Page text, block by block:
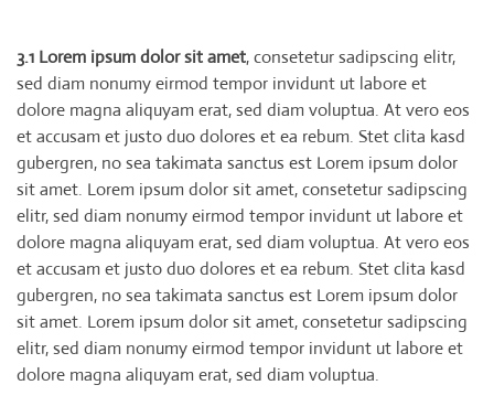
3.1 Lorem ipsum dolor sit amet, consetetur sadipscing elitr,
sed diam nonumy eirmod tempor invidunt ut labore et
dolore magna aliquyam erat, sed diam voluptua. At vero eos
et accusam et justo duo dolores et ea rebum. Stet clita kasd
gubergren, no sea takimata sanctus est Lorem ipsum dolor
sit amet. Lorem ipsum dolor sit amet, consetetur sadipscing
elitr, sed diam nonumy eirmod tempor invidunt ut labore et
dolore magna aliquyam erat, sed diam voluptua. At vero eos
et accusam et justo duo dolores et ea rebum. Stet clita kasd
gubergren, no sea takimata sanctus est Lorem ipsum dolor
sit amet. Lorem ipsum dolor sit amet, consetetur sadipscing
elitr, sed diam nonumy eirmod tempor invidunt ut labore et
dolore magna aliquyam erat, sed diam voluptua.